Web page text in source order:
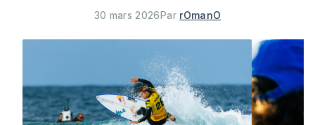
30 mars 2026Par rOmanO